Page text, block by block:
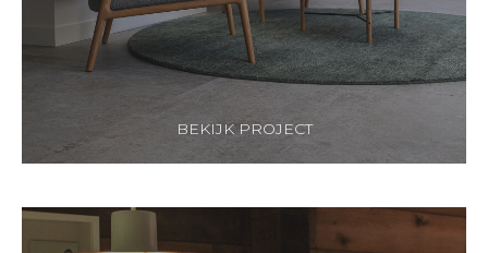
BEKIJK PROJECT